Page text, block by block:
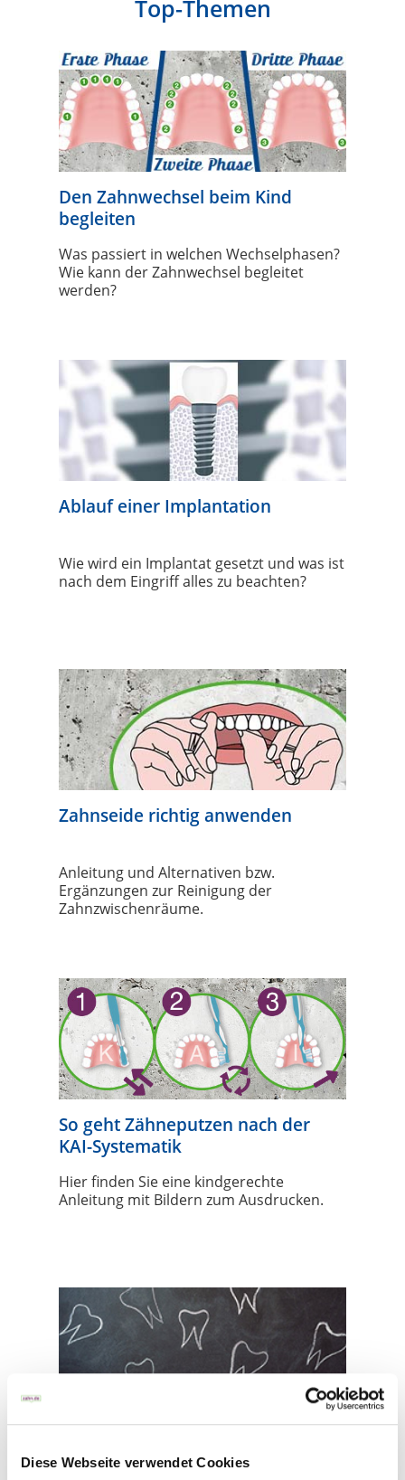
Diese Webseite verwendet Cookies
Top-Themen
Den Zahnwechsel beim Kind
begleiten
Was passiert in welchen Wechselphasen?
Wie kann der Zahnwechsel begleitet
werden?
Ablauf einer Implantation
Wie wird ein Implantat gesetzt und was ist
nach dem Eingriff alles zu beachten?
Zahnseide richtig anwenden
Anleitung und Alternativen bzw.
Ergänzungen zur Reinigung der
Zahnzwischenräume.
So geht Zähneputzen nach der
KAI-Systematik
Hier finden Sie eine kindgerechte
Anleitung mit Bildern zum Ausdrucken.
Kreidezähne